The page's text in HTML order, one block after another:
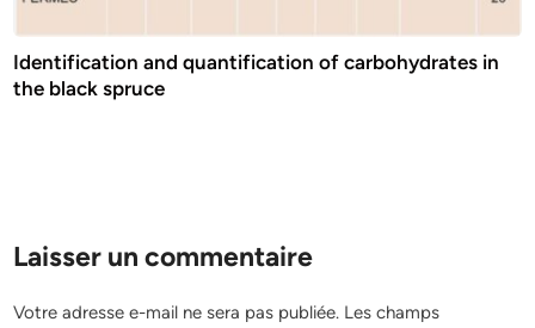
Identification and quantification of carbohydrates in
the black spruce
Laisser un commentaire
Votre adresse e-mail ne sera pas publiée. Les champs